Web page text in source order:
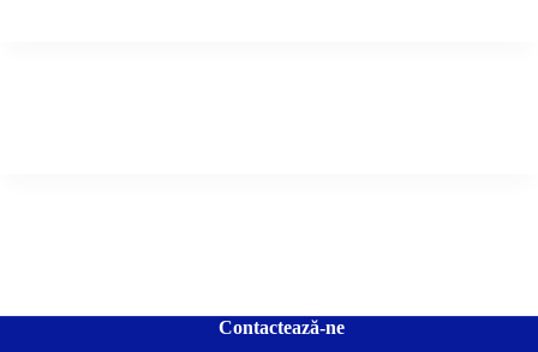
Contactează-ne